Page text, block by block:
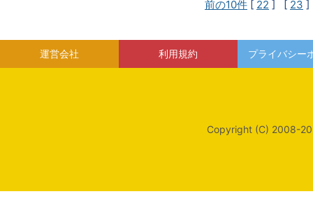
前の10件 [ 22 ] [ 23
運営会社 利用規約 プライバシー
Copyright (C) 2008-